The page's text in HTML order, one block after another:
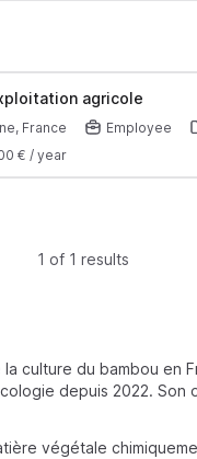
agricole
France Employee
€ / year
1 of 1 results
culture du bambou en
depuis 2022. Son
végétale